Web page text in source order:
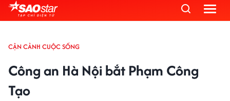
CẬN CẢNH CUỘC SỐNG
Công an Hà Nội bắt Phạm Công
Tạo